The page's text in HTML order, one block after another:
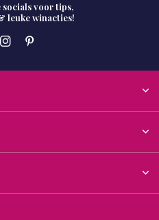
socials voor tips,
leuke winacties!